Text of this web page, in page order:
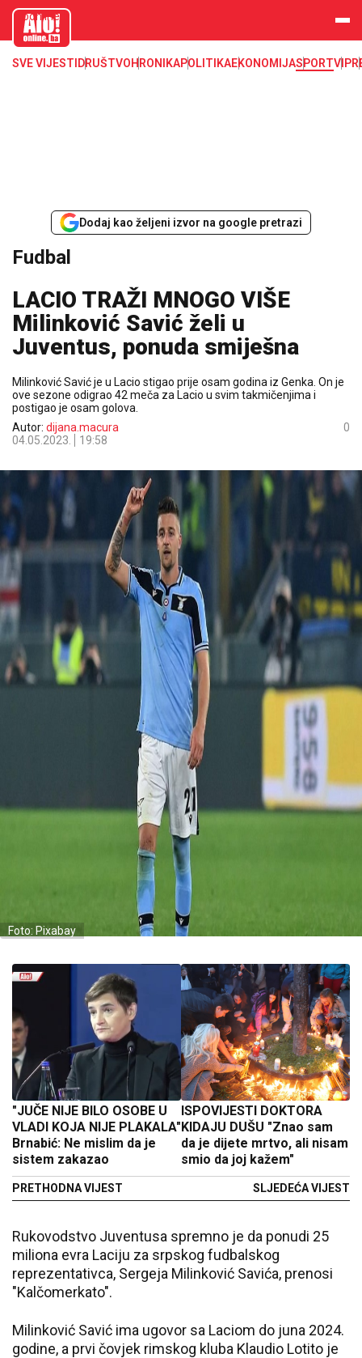
aloonline.b
SVE VIJESTI DRUŠTVOHRONIKAPOLITIKAEKONOMIJASPORTVIP
Dodaj kao željeni izvor na google pretrazi
Fudbal
LACIO TRAŽI MNOGO VIŠE
Milinković Savić želi u
Juventus, ponuda smiješna
Milinković Savić je u Lacio stigao prije osam godina iz Genka. On je
ove sezone odigrao 42 meča za Lacio u svim takmičenjima i
postigao je osam golova.
Autor: dijana.macura
04.05.2023.
19:58
0
Foto: Pixabay
"JUČE NIJE BILO OSOBE U
VLADI KOJA NIJE PLAKALA"
Brnabić: Ne mislim da je
sistem zakazao
PRETHODNA VIJEST
ISPOVIJESTI DOKTORA
KIDAJU DUŠU "Znao sam
da je dijete mrtvo, ali nisam
smio da joj kažem"
SLJEDEĆA VIJEST
Rukovodstvo Juventusa spremno je da ponudi 25
miliona evra Laciju za srpskog fudbalskog
reprezentativca, Sergeja Milinković Savića, prenosi
"Kalčomerkato".
Milinković Savić ima ugovor sa Laciom do juna 2024.
godine, a prvi čovjek rimskog kluba Klaudio Lotito je